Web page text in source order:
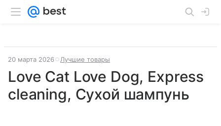
20 марта 2026 Лучшие товары
Love Cat Love Dog, Express
cleaning, Сухой шампунь